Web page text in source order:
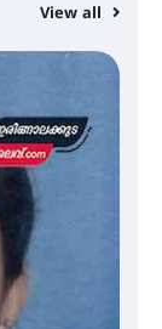
View all
7